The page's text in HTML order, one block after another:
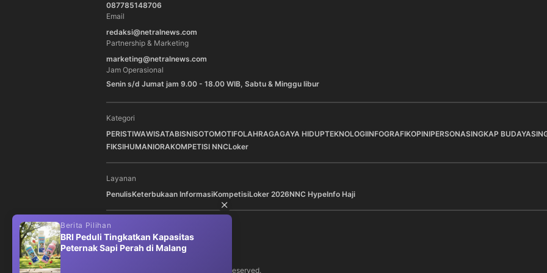
087785148706
Email
redaksi@netralnews.com
Partnership & Marketing
marketing@netralnews.com
Jam Operasional
Senin s/d Jumat jam 9.00 - 18.00 WIB, Sabtu & Minggu libur
Kategori
PERISTIWAWISATABISNISOTOMOTIFOLAHRAGAGAYA HIDUPTEKNOLOGIINFOGRAFIKOPINIPERSONASINGKAP BUDAYA
FIKSIHUMANIORAKOMPETISI NNCLoker
Layanan
PenulisKeterbukaan InformasiKompetisiLoker 2026NNC HypeInfo Haji
Ikuti Kami di
. All Rights Reserved.
Berita Pilihan
BRI Peduli Tingkatkan Kapasitas
Peternak Sapi Perah di Malang